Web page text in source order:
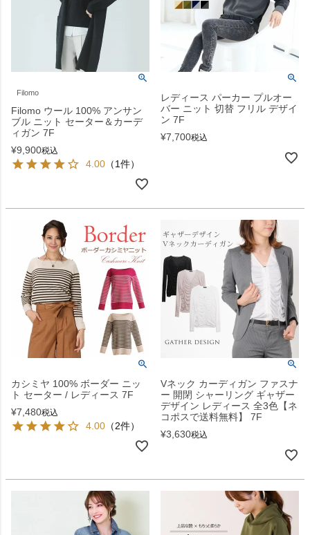
Filomo
Filomo ウール 100% アンサン
ブル ニット セーター＆カーデ
ィガン 7F
¥9,900税込
4.00 （1件）
レディース パーカー プルオー
バー ニット 切替 フリル デザイ
ン 7F
¥7,700税込
カシミヤ 100% ボーダー ニッ
ト セーター / レディース 7F
¥7,480税込
4.00 （2件）
Vネック カーディガン ファスナ
ー 開閉 シャーリング ギャザー
デザイン レディース 全3色【ネ
コポスで送料無料】 7F
¥3,630税込